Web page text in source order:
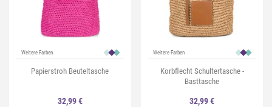
Weitere Farben
Papierstroh Beuteltasche
32,99 €
Weitere Farben
Korbflecht Schultertasche -
Basttasche
32,99 €